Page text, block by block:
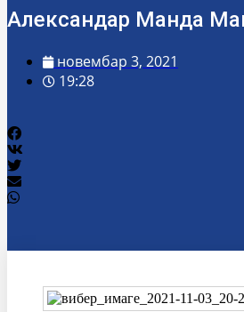
Александар Манда
новембар 3, 2021
19:28